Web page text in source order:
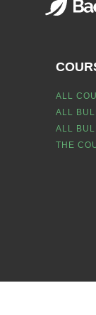
ALL
ALL
ALL
THE